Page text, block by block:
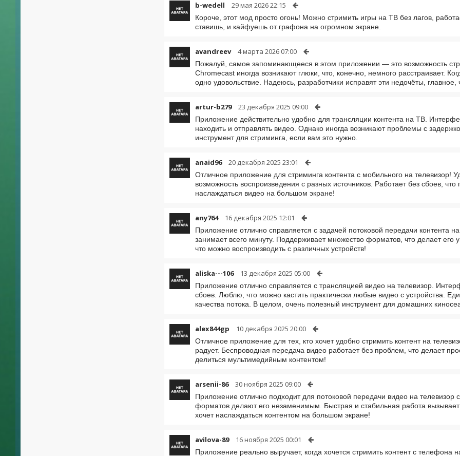
b-wedell 29 мая 2026 22:15
Короче, этот мод просто огонь! Можно стримить игры на ТВ без лагов,
ставишь, и кайфуешь от графона на огромном экране.
avandreev 4 марта 2026 07:00
Пожалуй, самое запоминающееся в этом приложении — это возможность
Chromecast иногда возникают глюки, что, конечно, немного расстраивает.
одно удовольствие. Надеюсь, разработчики исправят эти недочёты,
artur-b279 23 декабря 2025 09:00
Приложение действительно удобно для трансляции контента на ТВ.
находить и отправлять видео. Однако иногда возникают проблемы с
инструмент для стриминга, если вам это нужно.
anaid96 20 декабря 2025 23:01
Отличное приложение для стриминга контента с мобильного на
возможность воспроизведения с разных источников. Работает без сбоев,
наслаждаться видео на большом экране!
any764 16 декабря 2025 12:01
Приложение отлично справляется с задачей потоковой передачи контента
занимает всего минуту. Поддерживает множество форматов, что делает
что можно воспроизводить с различных устройств!
aliska---106 13 декабря 2025 05:00
Приложение отлично справляется с трансляцией видео на телевизор.
сбоев. Люблю, что можно кастить практически любые видео с устройства.
качества потока. В целом, очень полезный инструмент для домашних
alex844gp 10 декабря 2025 20:00
Отличное приложение для тех, кто хочет удобно стримить контент на
радует. Беспроводная передача видео работает без проблем, что делает
делиться мультимедийным контентом!
arsenii-86 30 ноября 2025 09:00
Приложение отлично подходит для потоковой передачи видео на
форматов делают его незаменимым. Быстрая и стабильная работа
хочет наслаждаться контентом на большом экране!
avilova-89 16 ноября 2025 00:01
Приложение реально выручает, когда хочется стримить контент с